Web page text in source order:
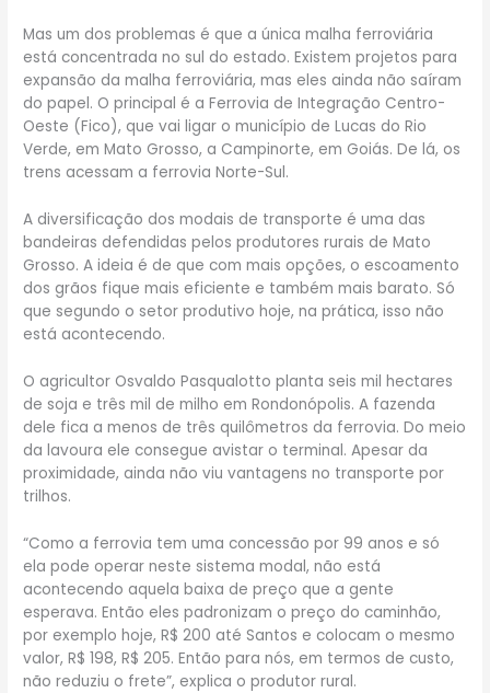
Mas um dos problemas é que a única malha ferroviária
está concentrada no sul do estado. Existem projetos para
expansão da malha ferroviária, mas eles ainda não saíram
do papel. O principal é a Ferrovia de Integração Centro-
Oeste (Fico), que vai ligar o município de Lucas do Rio
Verde, em Mato Grosso, a Campinorte, em Goiás. De lá, os
trens acessam a ferrovia Norte-Sul.
A diversificação dos modais de transporte é uma das
bandeiras defendidas pelos produtores rurais de Mato
Grosso. A ideia é de que com mais opções, o escoamento
dos grãos fique mais eficiente e também mais barato. Só
que segundo o setor produtivo hoje, na prática, isso não
está acontecendo.
O agricultor Osvaldo Pasqualotto planta seis mil hectares
de soja e três mil de milho em Rondonópolis. A fazenda
dele fica a menos de três quilômetros da ferrovia. Do meio
da lavoura ele consegue avistar o terminal. Apesar da
proximidade, ainda não viu vantagens no transporte por
trilhos.
“Como a ferrovia tem uma concessão por 99 anos e só
ela pode operar neste sistema modal, não está
acontecendo aquela baixa de preço que a gente
esperava. Então eles padronizam o preço do caminhão,
por exemplo hoje, R$ 200 até Santos e colocam o mesmo
valor, R$ 198, R$ 205. Então para nós, em termos de custo,
não reduziu o frete”, explica o produtor rural.